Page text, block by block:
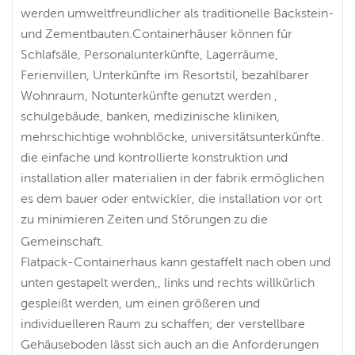
werden umweltfreundlicher als traditionelle Backstein-
und Zementbauten.Containerhäuser können für
Schlafsäle, Personalunterkünfte, Lagerräume,
Ferienvillen, Unterkünfte im Resortstil, bezahlbarer
Wohnraum, Notunterkünfte genutzt werden ,
schulgebäude, banken, medizinische kliniken,
mehrschichtige wohnblöcke, universitätsunterkünfte.
die einfache und kontrollierte konstruktion und
installation aller materialien in der fabrik ermöglichen
es dem bauer oder entwickler, die installation vor ort
zu minimieren Zeiten und Störungen zu die
Gemeinschaft.
Flatpack-Containerhaus kann gestaffelt nach oben und
unten gestapelt werden,, links und rechts willkürlich
gespleißt werden, um einen größeren und
individuelleren Raum zu schaffen; der verstellbare
Gehäuseboden lässt sich auch an die Anforderungen